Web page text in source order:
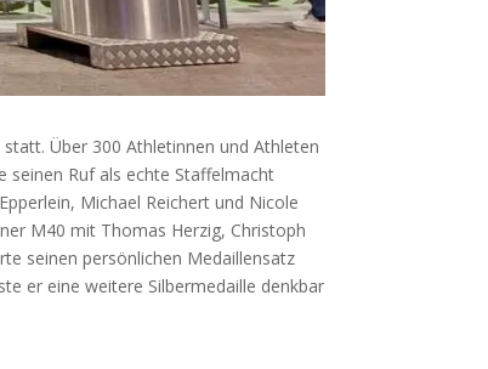
Über 300 Athletinnen und Athleten
seinen Ruf als echte Staffelmacht
Michael Reichert und Nicole
M40 mit Thomas Herzig, Christoph
seinen persönlichen Medaillensatz
er eine weitere Silbermedaille denkbar